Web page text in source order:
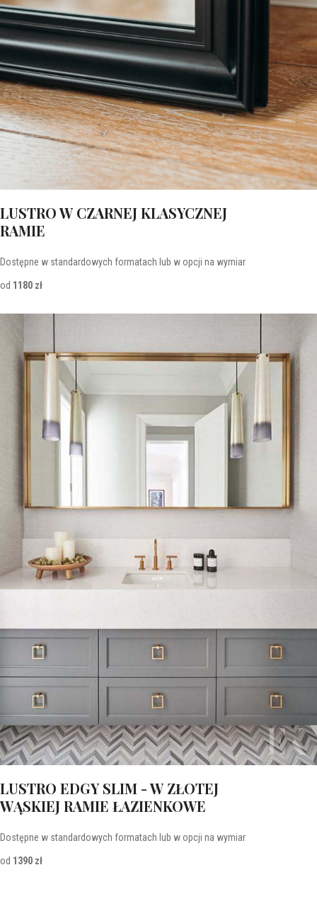
LUSTRO W CZARNEJ KLASYCZNEJ
RAMIE
Dostępne w standardowych formatach lub w opcji na wymiar
od 1180 zł
LUSTRO EDGY SLIM - W ZŁOTEJ
WĄSKIEJ RAMIE ŁAZIENKOWE
Dostępne w standardowych formatach lub w opcji na wymiar
od 1390 zł